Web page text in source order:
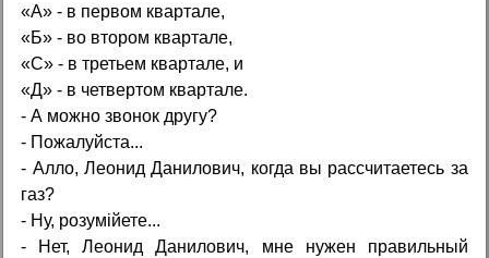
«А» - в первом квартале,
«Б» - во втором квартале,
«С» - в третьем квартале, и
«Д» - в четвертом квартале.
- А можно звонок другу?
- Пожалуйста...
- Алло, Леонид Данилович, когда вы рассчитаетесь за
газ?
- Ну, розумiйете...
- Нет, Леонид Данилович, мне нужен правильный